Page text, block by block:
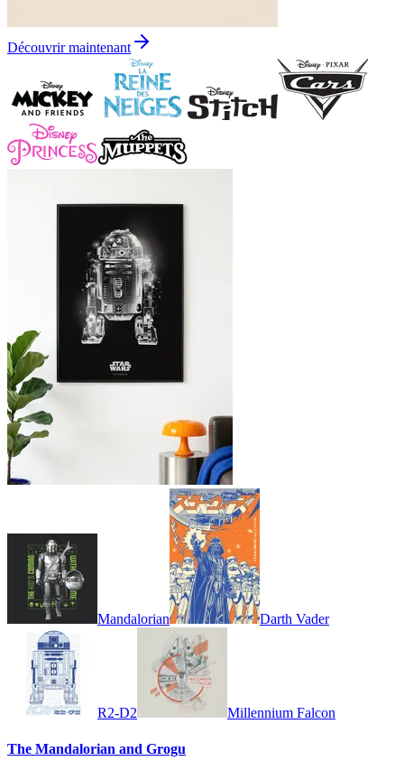
Découvrir maintenant
Mandalorian Darth Vader
R2-D2 Millennium Falcon
The Mandalorian and Grogu